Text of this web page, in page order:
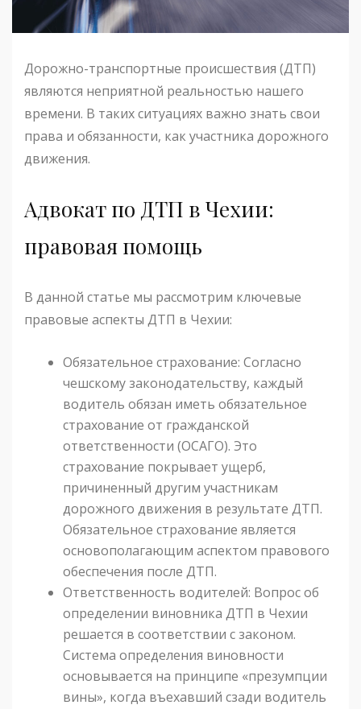
Дорожно-транспортные происшествия (ДТП)
являются неприятной реальностью нашего
времени. В таких ситуациях важно знать свои
права и обязанности, как участника дорожного
движения.
Адвокат по ДТП в Чехии:
правовая помощь
В данной статье мы рассмотрим ключевые
правовые аспекты ДТП в Чехии:
Обязательное страхование: Согласно
чешскому законодательству, каждый
водитель обязан иметь обязательное
страхование от гражданской
ответственности (ОСАГО). Это
страхование покрывает ущерб,
причиненный другим участникам
дорожного движения в результате ДТП.
Обязательное страхование является
основополагающим аспектом правового
обеспечения после ДТП.
Ответственность водителей: Вопрос об
определении виновника ДТП в Чехии
решается в соответствии с законом.
Система определения виновности
основывается на принципе «презумпции
вины», когда въехавший сзади водитель